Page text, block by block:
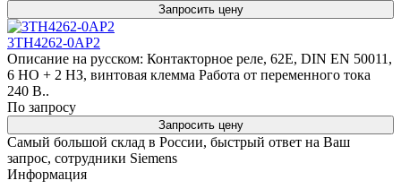
Запросить цену
3TH4262-0AP2
Описание на русском: Контакторное реле, 62E, DIN EN 50011,
6 НО + 2 НЗ, винтовая клемма Работа от переменного тока
240 В..
По запросу
Запросить цену
Самый большой склад в России, быстрый ответ на Ваш
запрос, сотрудники Siemens
Информация